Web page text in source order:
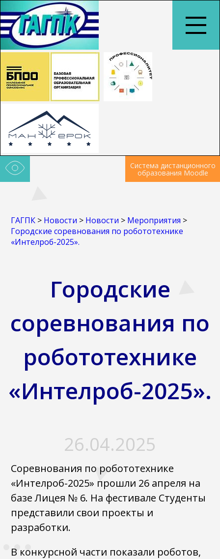
Система дистанционного
образования Moodle
ГАГПК > Новости > Новости > Мероприятия >
Городские соревнования по робототехнике
«Интелроб-2025».
Городские
соревнования по
робототехнике
«Интелроб-2025».
26.04.2025
Соревнования по робототехнике
«Интелроб-2025» прошли 26 апреля на
базе Лицея № 6. На фестивале Студенты
представили свои проекты и
разработки.
В конкурсной части показали роботов,